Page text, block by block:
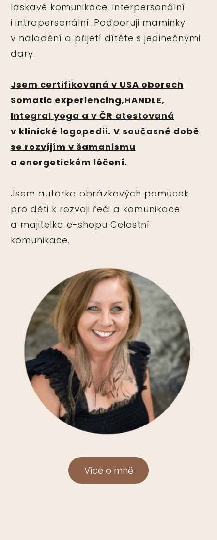
laskavé komunikace, interpersonální
i intrapersonální. Podporuji maminky
v naladění a přijetí dítěte s jedinečnými
dary.
Jsem certifikovaná v USA oborech
Somatic experiencing,HANDLE,
Integral yoga a v ČR atestovaná
v klinické logopedii. V současné době
se rozvíjím v šamanismu
a energetickém léčení.
Jsem autorka obrázkových pomůcek
pro děti k rozvoji řeči a komunikace
a majitelka e-shopu Celostní
komunikace.
Více o mně